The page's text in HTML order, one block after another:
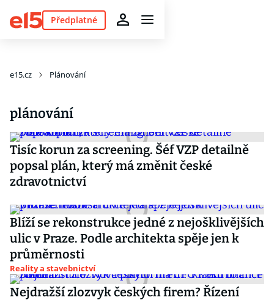
Předplatné
e15.cz Plánování
plánování
Tisíc korun za screening. Šéf VZP detailně
popsal plán, který má změnit české
zdravotnictví
Blíží se rekonstrukce jedné z nejošklivějších
ulic v Praze. Podle architekta spěje jen k
průměrnosti
Reality a stavebnictví
Nejdražší zlozvyk českých firem? Řízení